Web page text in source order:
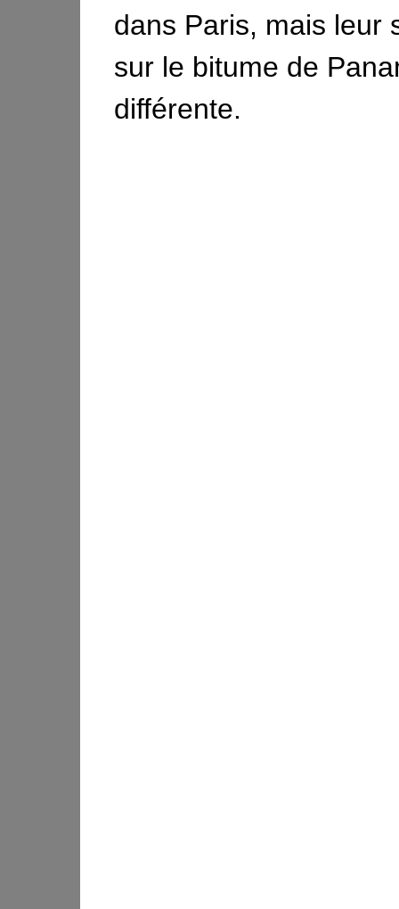
dans Paris, mais leur
sur le bitume de
différente.